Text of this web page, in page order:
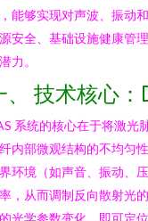
能够实现对声波、振动
安全、基础设施健康管
力。
、 技术核心：
系统的核心在于将激光
内部微观结构的不均匀
环境（如声音、振动、
，从而调制反向散射光
光学参数变化，即可定